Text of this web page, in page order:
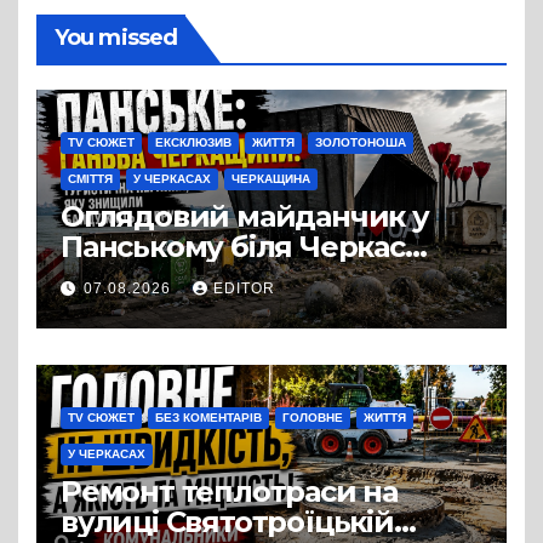
You missed
TV СЮЖЕТ ЕКСКЛЮЗИВ ЖИТТЯ ЗОЛОТОНОША
СМІТТЯ У ЧЕРКАСАХ ЧЕРКАЩИНА
Оглядовий майданчик у
Панському біля Черкас
перетворився на занедбане
сміттєзвалище
07.08.2026 EDITOR
TV СЮЖЕТ БЕЗ КОМЕНТАРІВ ГОЛОВНЕ ЖИТТЯ
У ЧЕРКАСАХ
Ремонт теплотраси на
вулиці Святотроїцькій